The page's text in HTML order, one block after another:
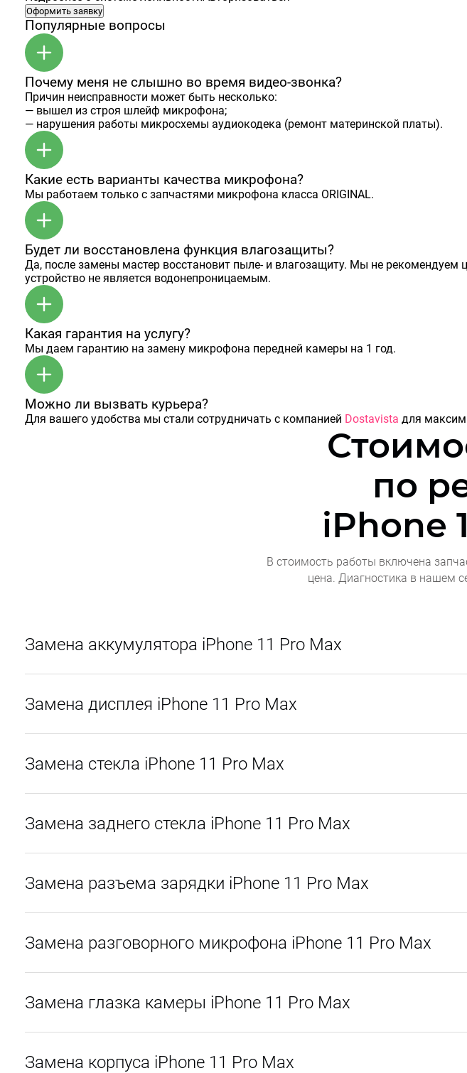
Оформить заявку
Популярные вопросы
Почему меня не слышно во время видео-звонка?
Причин неисправности может быть несколько:
— вышел из строя шлейф микрофона;
— нарушения работы микросхемы аудиокодека (ремонт материнской платы).
Какие есть варианты качества микрофона?
Мы работаем только с запчастями микрофона класса ORIGINAL.
Будет ли восстановлена функция влагозащиты?
Да, после замены мастер восстановит пыле- и влагозащиту. Мы не рекомендуем
устройство не является водонепроницаемым.
Какая гарантия на услугу?
Мы даем гарантию на замену микрофона передней камеры на 1 год.
Можно ли вызвать курьера?
Для вашего удобства мы стали сотрудничать с компанией Dostavista для
по
iPhone
В стоимость работы включена
цена. Диагностика в нашем
Замена аккумулятора iPhone 11 Pro Max
Замена дисплея iPhone 11 Pro Max
Замена стекла iPhone 11 Pro Max
Замена заднего стекла iPhone 11 Pro Max
Замена разъема зарядки iPhone 11 Pro Max
Замена разговорного микрофона iPhone 11 Pro Max
Замена глазка камеры iPhone 11 Pro Max
Замена корпуса iPhone 11 Pro Max